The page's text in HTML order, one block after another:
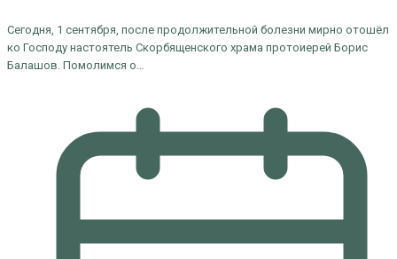
Сегодня, 1 сентября, после продолжительной болезни мирно отошёл
ко Господу настоятель Скорбященского храма протоиерей Борис
Балашов. Помолимся о…